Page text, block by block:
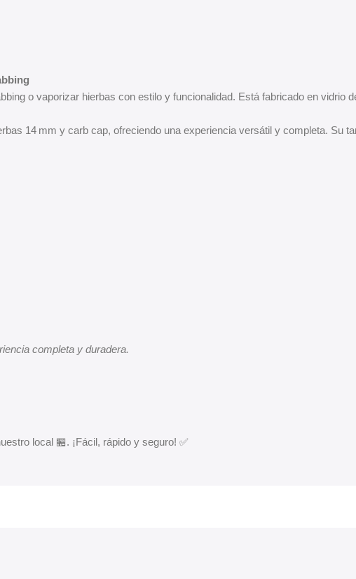
o vaporizar hierbas con estilo y funcionalidad. Está fabricado en vidrio
14 mm y carb cap, ofreciendo una experiencia versátil y completa. Su
completa y duradera.
local 🏪. ¡Fácil, rápido y seguro! ✅